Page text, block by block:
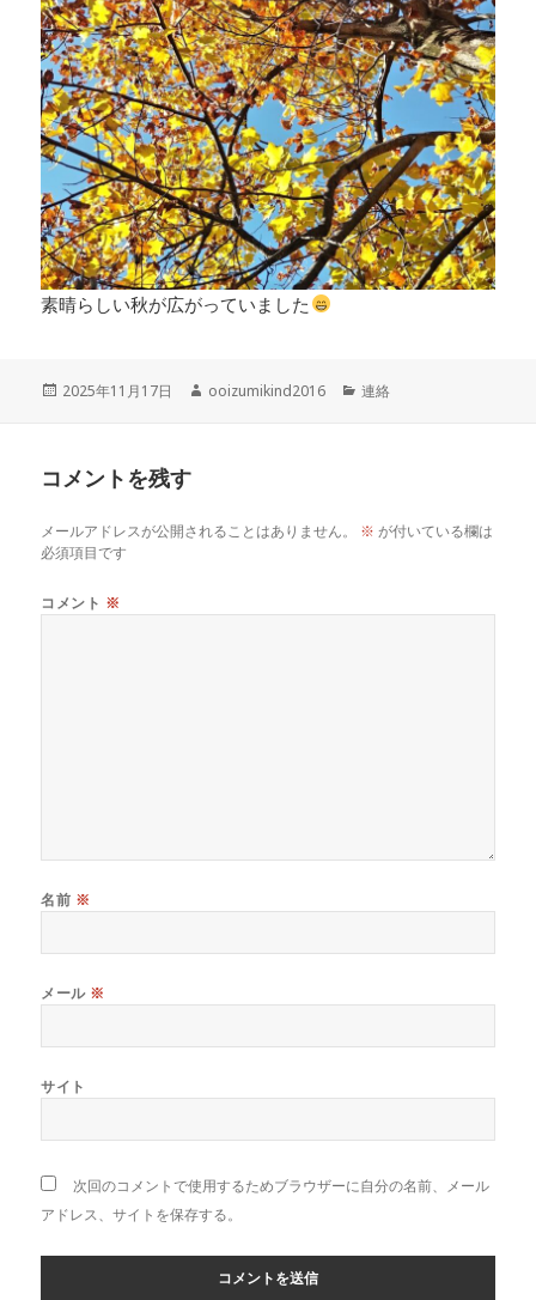
素晴らしい秋が広がっていました
投
2025年11月17日
作
ooizumikind2016
カ
連絡
コメントを残す
メールアドレスが公開されることはありません。 ※ が付いている欄は
必須項目です
コメント ※
名前 ※
メール ※
サイト
次回のコメントで使用するためブラウザーに自分の名前、メール
アドレス、サイトを保存する。